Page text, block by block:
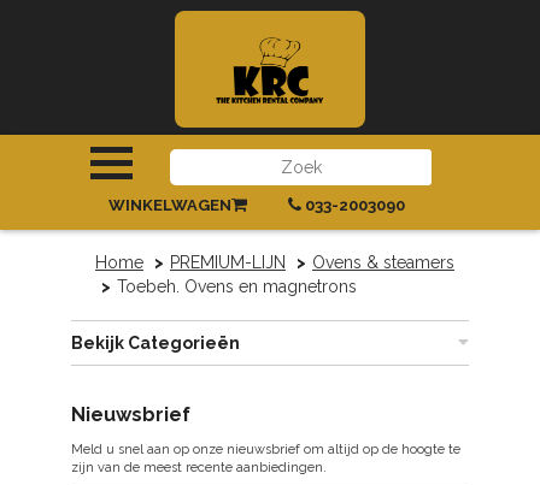
INLOGGEN|REGISTREREN
033-2003090
WINKELWAGEN
Home PREMIUM-LIJN
Ovens & steamers
Toebeh. Ovens en magnetrons
Bekijk Categorieën
Nieuwsbrief
Meld u snel aan op onze nieuwsbrief om altijd op de hoogte te
zijn van de meest recente aanbiedingen.